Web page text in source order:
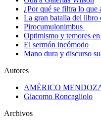
¿Por qué se filtra lo que
La gran batalla del libro
Pirocumulonimbus
Optimismo y temores
El sermón incómodo
Mano dura y discurso
Autores
AMÉRICO
Giacomo Roncagliolo
Archivos